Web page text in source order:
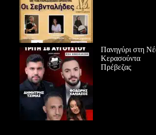
Πανηγύρι στη
Κερασούντα
Πρέβεζας